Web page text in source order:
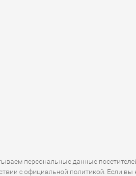
персональные данные
с официальной политикой. Если вы